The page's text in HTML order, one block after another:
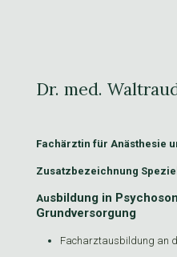
Dr. med.
Fachärztin für Anästhesie
Zusatzbezeichnung
Ausbildung in
Grundversorgung
Facharztausbildung an